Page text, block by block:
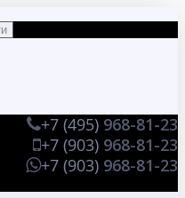
+7 (495) 968-81-23
+7 (903) 968-81-23
+7 (903) 968-81-23